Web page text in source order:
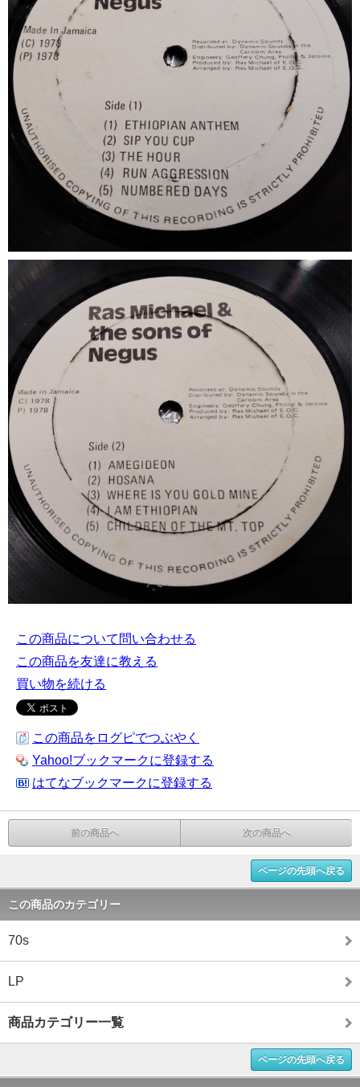
この商品について問い合わせる
この商品を友達に教える
買い物を続ける
この商品をログピでつぶやく
Yahoo!ブックマークに登録する
はてなブックマークに登録する
前の商品へ 次の商品へ
ページの先頭へ戻る
この商品のカテゴリー
70s
LP
商品カテゴリー一覧
ページの先頭へ戻る